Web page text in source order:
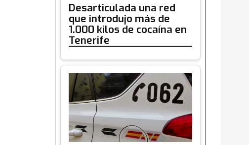
Desarticulada una red
que introdujo más de
1.000 kilos de cocaína en
Tenerife